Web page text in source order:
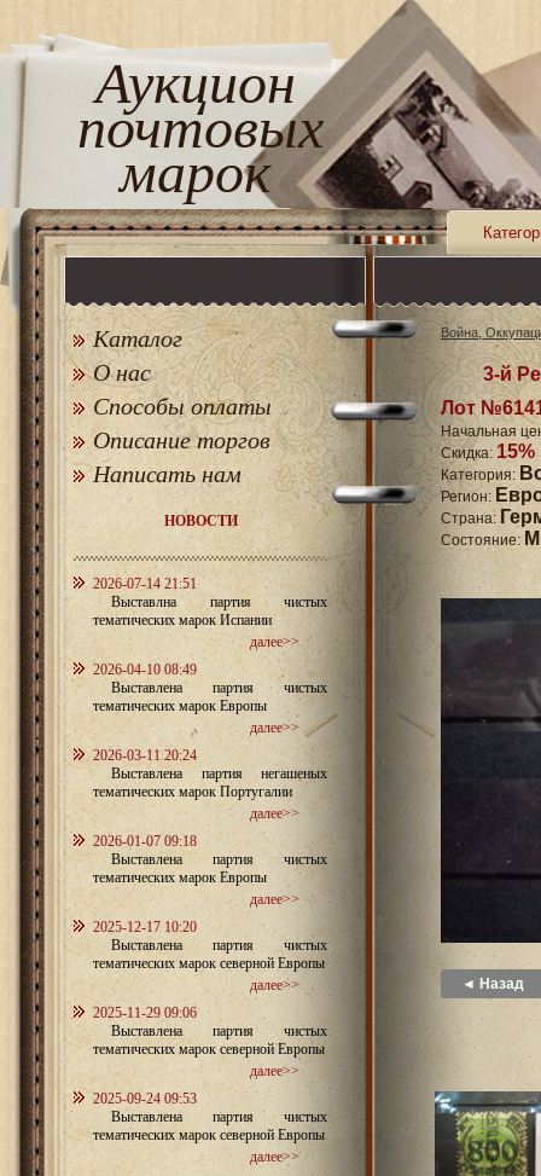
Аукцион
почтовых
марок
Каталог
О нас
Способы оплаты
Описание торгов
Написать нам
НОВОСТИ
2026-07-14 21:51
Выставлна партия чистых
тематических марок Испании
далее>>
2026-04-10 08:49
Выставлена партия чистых
тематических марок Европы
далее>>
2026-03-11 20:24
Выставлена партия негашеных
тематических марок Португалии
далее>>
2026-01-07 09:18
Выставлена партия чистых
тематических марок Европы
далее>>
2025-12-17 10:20
Выставлена партия чистых
тематических марок северной Европы
далее>>
2025-11-29 09:06
Выставлена партия чистых
тематических марок северной Европы
далее>>
2025-09-24 09:53
Выставлена партия чистых
тематических марок северной Европы
далее>>
Война,
3-й
Лот
Начальная
Скидка: 15%
Категория:
Регион:
Страна:
Состояние:
◄ Назад